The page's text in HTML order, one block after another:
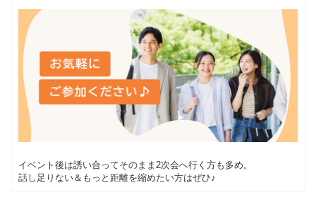
イベント後は誘い合ってそのまま2次会へ行く方も多め。
話し足りない＆もっと距離を縮めたい方はぜひ♪